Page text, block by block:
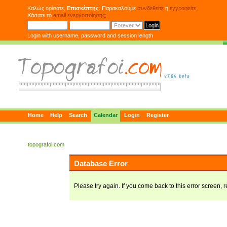
Καλώς ορίσατε, Επισκέπτης . Παρακαλούμε συνδεθείτε ή εγγραφείτε
Χάσατε το email ενεργοποίησης;
Login with username, password and session length
Home Help Search Calendar Login Register
topografoi.com
Database Error
Please try again. If you come back to this error screen,